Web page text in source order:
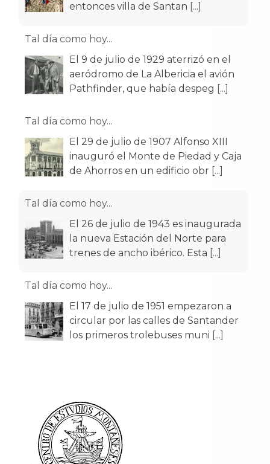
entonces villa de Santan [...]
Tal día como hoy...
El 9 de julio de 1929 aterrizó en el
aeródromo de La Albericia el avión
Pathfinder, que había despeg [...]
Tal día como hoy...
El 29 de julio de 1907 Alfonso XIII
inauguró el Monte de Piedad y Caja
de Ahorros en un edificio obr [...]
Tal día como hoy...
El 26 de julio de 1943 es inaugurada
la nueva Estación del Norte para
trenes de ancho ibérico. Esta [...]
Tal día como hoy...
El 17 de julio de 1951 empezaron a
circular por las calles de Santander
los primeros trolebuses muni [...]